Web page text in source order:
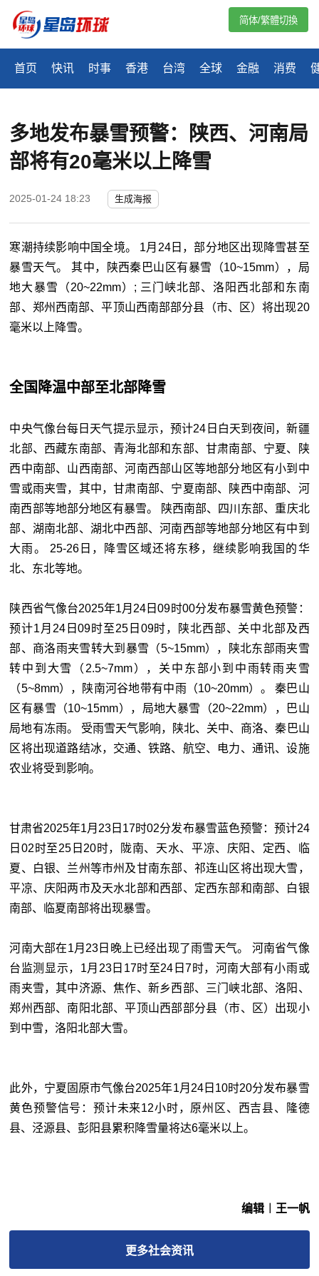
首页 快讯 时事 香港 台湾 全球 金融 消费
简体/繁體切換
多地发布暴雪预警：陕西、河南局
部将有20毫米以上降雪
2025-01-24 18:23 生成海报
寒潮持续影响中国全境。 1月24日，部分地区出现降雪甚至
暴雪天气。 其中，陕西秦巴山区有暴雪（10~15mm），局
地大暴雪（20~22mm）; 三门峡北部、洛阳西北部和东南
部、郑州西南部、平顶山西南部部分县（市、区）将出现20
毫米以上降雪。
全国降温中部至北部降雪
中央气像台每日天气提示显示，预计24日白天到夜间，新疆
北部、西藏东南部、青海北部和东部、甘肃南部、宁夏、陕
西中南部、山西南部、河南西部山区等地部分地区有小到中
雪或雨夹雪，其中，甘肃南部、宁夏南部、陕西中南部、河
南西部等地部分地区有暴雪。 陕西南部、四川东部、重庆北
部、湖南北部、湖北中西部、河南西部等地部分地区有中到
大雨。 25-26日，降雪区域还将东移，继续影响我国的华
北、东北等地。
陕西省气像台2025年1月24日09时00分发布暴雪黄色预警：
预计1月24日09时至25日09时，陕北西部、关中北部及西
部、商洛雨夹雪转大到暴雪（5~15mm），陕北东部雨夹雪
转中到大雪（2.5~7mm），关中东部小到中雨转雨夹雪
（5~8mm），陕南河谷地带有中雨（10~20mm）。 秦巴山
区有暴雪（10~15mm），局地大暴雪（20~22mm），巴山
局地有冻雨。 受雨雪天气影响，陕北、关中、商洛、秦巴山
区将出现道路结冰，交通、铁路、航空、电力、通讯、设施
农业将受到影响。
甘肃省2025年1月23日17时02分发布暴雪蓝色预警：预计24
日02时至25日20时，陇南、天水、平凉、庆阳、定西、临
夏、白银、兰州等市州及甘南东部、祁连山区将出现大雪，
平凉、庆阳两市及天水北部和西部、定西东部和南部、白银
南部、临夏南部将出现暴雪。
河南大部在1月23日晚上已经出现了雨雪天气。 河南省气像
台监测显示，1月23日17时至24日7时，河南大部有小雨或
雨夹雪，其中济源、焦作、新乡西部、三门峡北部、洛阳、
郑州西部、南阳北部、平顶山西部部分县（市、区）出现小
到中雪，洛阳北部大雪。
此外，宁夏固原市气像台2025年1月24日10时20分发布暴雪
黄色预警信号：预计未来12小时，原州区、西吉县、隆德
县、泾源县、彭阳县累积降雪量将达6毫米以上。
编辑︱王一帆
更多社会资讯